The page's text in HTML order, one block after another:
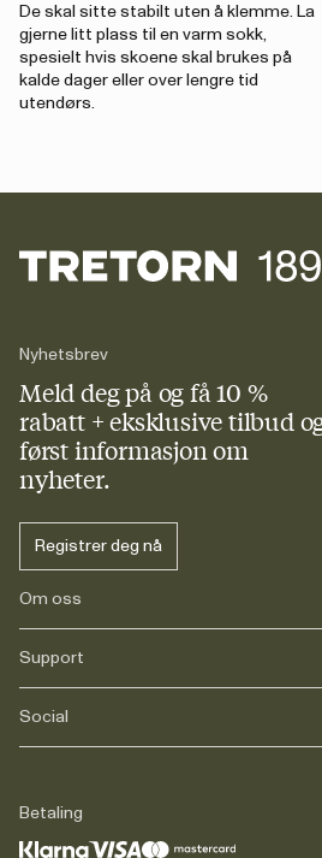
De skal sitte stabilt uten å klemme. La
gjerne litt plass til en varm sokk,
spesielt hvis skoene skal brukes på
kalde dager eller over lengre tid
utendørs.
Nyhetsbrev
Meld deg på og få 10 %
rabatt + eksklusive tilbud
først informasjon om
nyheter.
Registrer deg nå
Om oss
Vår historie
Karriere
Journals
Support
FAQs
Levering
Juridisk
Kontakt
Social
TikTok
Betaling